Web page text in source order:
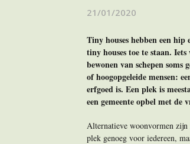
21/01/2020
Tiny houses hebben een
tiny houses toe te staan.
bewonen van schepen
of hoogopgeleide mensen:
erfgoed is. Een plek is
een gemeente opbel met de
Alternatieve woonvormen
plek genoeg voor iedereen,